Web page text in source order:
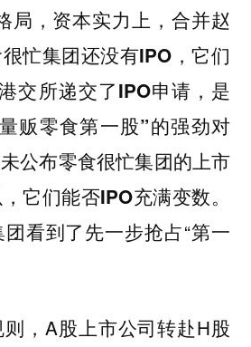
局， 资本实力上，合并赵
忙集团还没有IPO，它们
交所递交了IPO申请，是
贩零食第一股”的强劲对
公布零食很忙集团的上市
它们能否IPO充满变数。
看到了先一步抢占“第一
，A股上市公司转赴H股